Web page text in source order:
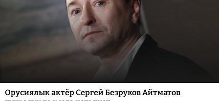
Орусиялык актёр Сергей Безруков Айтматов